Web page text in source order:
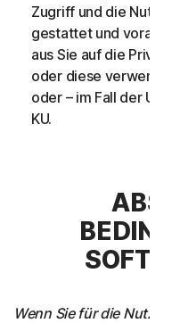
Zugriff und die
gestattet und
aus Sie auf die
oder diese
oder – im Fall der
KU.
Wenn Sie für die